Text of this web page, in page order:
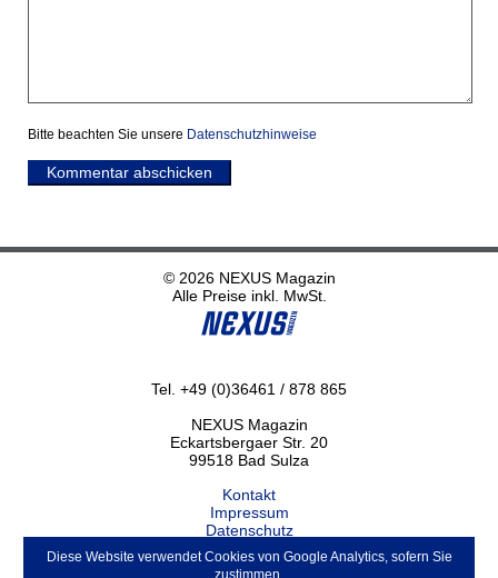
Bitte beachten Sie unsere Datenschutzhinweise
Kommentar abschicken
© 2026 NEXUS Magazin
Alle Preise inkl. MwSt.
Tel. +49 (0)36461 / 878 865
NEXUS Magazin
Eckartsbergaer Str. 20
99518 Bad Sulza
Kontakt
Impressum
Datenschutz
Haftungsausschluss
ABO kündigen
Diese Website verwendet Cookies von Google Analytics, sofern Sie
zustimmen.